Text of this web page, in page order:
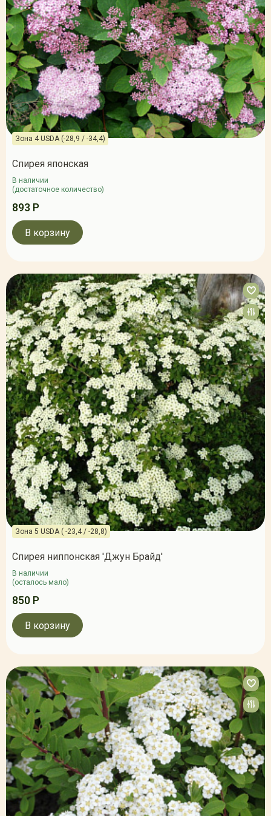
Зона 4 USDA (-28,9 / -34,4)
Спирея японская
В наличии
(достаточное количество)
893 Р
В корзину
Зона 5 USDA ( -23,4 / -28,8)
Спирея ниппонская 'Джун Брайд'
В наличии
(осталось мало)
850 Р
В корзину